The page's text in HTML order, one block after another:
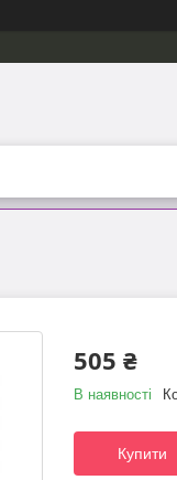
505 ₴
В наявності
Купити